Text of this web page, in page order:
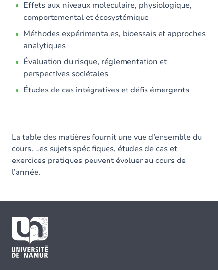
Effets aux niveaux moléculaire, physiologique,
comportemental et écosystémique
Méthodes expérimentales, bioessais et approches
analytiques
Évaluation du risque, réglementation et
perspectives sociétales
Études de cas intégratives et défis émergents
La table des matières fournit une vue d’ensemble du
cours. Les sujets spécifiques, études de cas et
exercices pratiques peuvent évoluer au cours de
l’année.